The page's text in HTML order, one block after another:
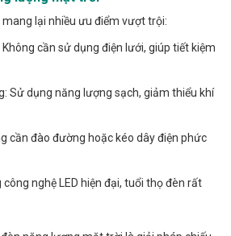
lại nhiều ưu điểm vượt trội:
cần sử dụng điện lưới, giúp tiết kiệm
Sử dụng năng lượng sạch, giảm thiểu khí
cần đào đường hoặc kéo dây điện phức
nghệ LED hiện đại, tuổi thọ đèn rất